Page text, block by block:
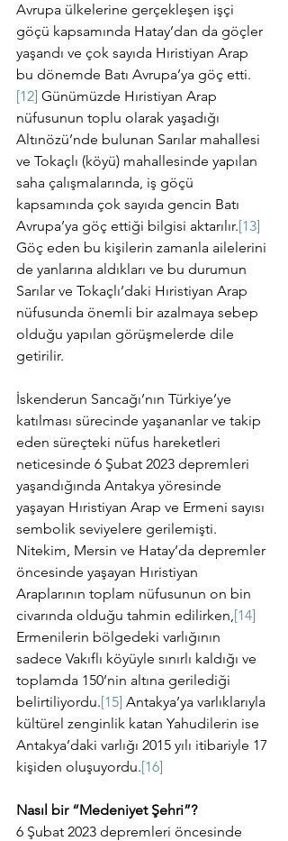
Avrupa ülkelerine gerçekleşen işçi
göçü kapsamında Hatay’dan da göçler
yaşandı ve çok sayıda Hıristiyan Arap
bu dönemde Batı Avrupa’ya göç etti.
[12] Günümüzde Hıristiyan Arap
nüfusunun toplu olarak yaşadığı
Altınözü’nde bulunan Sarılar mahallesi
ve Tokaçlı (köyü) mahallesinde yapılan
saha çalışmalarında, iş göçü
kapsamında çok sayıda gencin Batı
Avrupa’ya göç ettiği bilgisi aktarılır.[13]
Göç eden bu kişilerin zamanla ailelerini
de yanlarına aldıkları ve bu durumun
Sarılar ve Tokaçlı’daki Hıristiyan Arap
nüfusunda önemli bir azalmaya sebep
olduğu yapılan görüşmelerde dile
getirilir.
İskenderun Sancağı’nın Türkiye’ye
katılması sürecinde yaşananlar ve takip
eden süreçteki nüfus hareketleri
neticesinde 6 Şubat 2023 depremleri
yaşandığında Antakya yöresinde
yaşayan Hıristiyan Arap ve Ermeni sayısı
sembolik seviyelere gerilemişti.
Nitekim, Mersin ve Hatay’da depremler
öncesinde yaşayan Hıristiyan
Araplarının toplam nüfusunun on bin
civarında olduğu tahmin edilirken,[14]
Ermenilerin bölgedeki varlığının
sadece Vakıflı köyüyle sınırlı kaldığı ve
toplamda 150’nin altına gerilediği
belirtiliyordu.[15] Antakya’ya varlıklarıyla
kültürel zenginlik katan Yahudilerin ise
Antakya’daki varlığı 2015 yılı itibariyle 17
kişiden oluşuyordu.[16]
Nasıl bir “Medeniyet Şehri”?
6 Şubat 2023 depremleri öncesinde